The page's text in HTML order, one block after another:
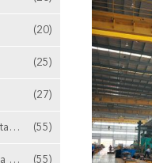
(20)
(25)
(27)
Gru a braccio girevole montata colonna (55)
singola gru a cavalletto della trave (55)